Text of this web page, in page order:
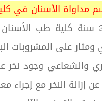
مداواة الأسنان في
راجع مريض بعمر 32 سنة
على المشروبات
إزالة النخر مع إجراء